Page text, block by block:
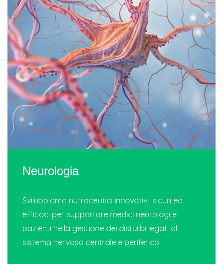
Neurologia
Sviluppiamo nutraceutici innovativi, sicuri ed
efficaci per supportare medici neurologi e
pazienti nella gestione dei disturbi legati al
sistema nervoso centrale e periferico.